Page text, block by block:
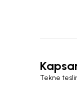
Tekne